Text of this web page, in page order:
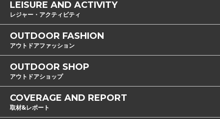
LEISURE AND ACTIVITY
レジャー・アクティビティ
OUTDOOR FASHION
アウトドアファッション
OUTDOOR SHOP
アウトドアショップ
COVERAGE AND REPORT
取材&レポート